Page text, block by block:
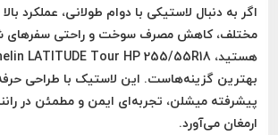
اگر به دنبال لاستیکی با دوام طولانی، عملکرد
مختلف، کاهش مصرف سوخت و راحتی سفرهای
هستید، LATITUDE Tour HP 255/55R18
بهترین گزینه‌هاست. این لاستیک با طراحی
پیشرفته میشلن، تجربه‌ای ایمن و مطمئن در
ارمغان می‌آورد.